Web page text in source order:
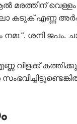
വെള്ളം
കടുക് എണ്ണ
“. ശനി ജപം.
വിളക്ക്